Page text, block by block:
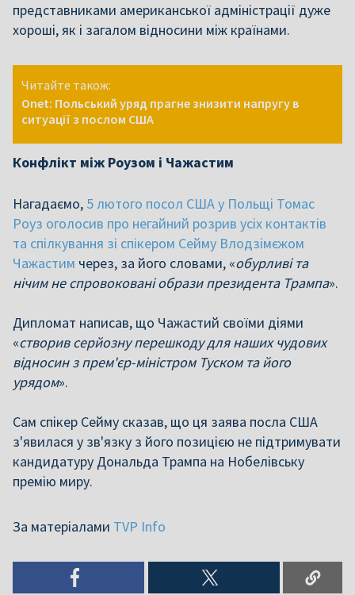
представниками американської адміністрації дуже
хороші, як і загалом відносини між країнами.
Читайте також:
Onet: Польський уряд прагне знизити напругу в
ситуації з послом США
Конфлікт між Роузом і Чажастим
Нагадаємо, 5 лютого посол США у Польщі Томас
Роуз оголосив про негайний розрив усіх контактів
та спілкування зі спікером Сейму Влодзімєжом
Чажастим через, за його словами, «обурливі та
нічим не спровоковані образи президента Трампа».
Дипломат написав, що Чажастий своїми діями
«створив серйозну перешкоду для наших чудових
відносин з прем'єр-міністром Туском та його
урядом».
Сам спікер Сейму сказав, що ця заява посла США
з'явилася у зв'язку з його позицією не підтримувати
кандидатуру Дональда Трампа на Нобелівську
премію миру.
За матеріалами TVP Info